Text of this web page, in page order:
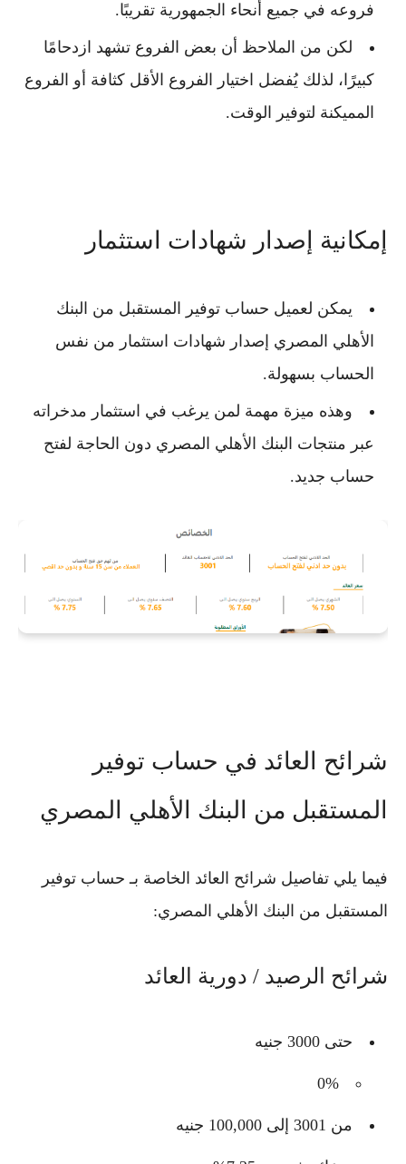
فروعه في جميع أنحاء الجمهورية تقريبًا.
لكن من الملاحظ أن بعض الفروع تشهد ازدحامًا
كبيرًا، لذلك يُفضل اختيار الفروع الأقل كثافة أو الفروع
المميكنة لتوفير الوقت.
إمكانية إصدار شهادات استثمار
يمكن لعميل حساب توفير المستقبل من البنك
الأهلي المصري إصدار شهادات استثمار من نفس
الحساب بسهولة.
وهذه ميزة مهمة لمن يرغب في استثمار مدخراته
عبر منتجات البنك الأهلي المصري دون الحاجة لفتح
حساب جديد.
شرائح العائد في حساب توفير
المستقبل من البنك الأهلي المصري
فيما يلي تفاصيل شرائح العائد الخاصة بـ حساب توفير
المستقبل من البنك الأهلي المصري:
شرائح الرصيد / دورية العائد
حتى 3000 جنيه
0%
من 3001 إلى 100,000 جنيه